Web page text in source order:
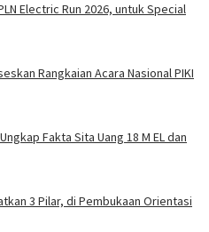
Electric Run 2026, untuk Special
Rangkaian Acara Nasional PIKI
Fakta Sita Uang 18 M EL dan
3 Pilar, di Pembukaan Orientasi